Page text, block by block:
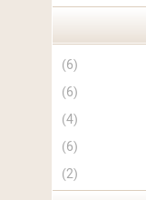
(
6
)
(
6
)
(
4
)
(
6
)
(
2
)